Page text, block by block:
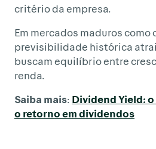
critério da empresa.
Em mercados maduros como
previsibilidade histórica
buscam equilíbrio entre
renda.
Saiba mais: Dividend Yield: o
o retorno em dividendos